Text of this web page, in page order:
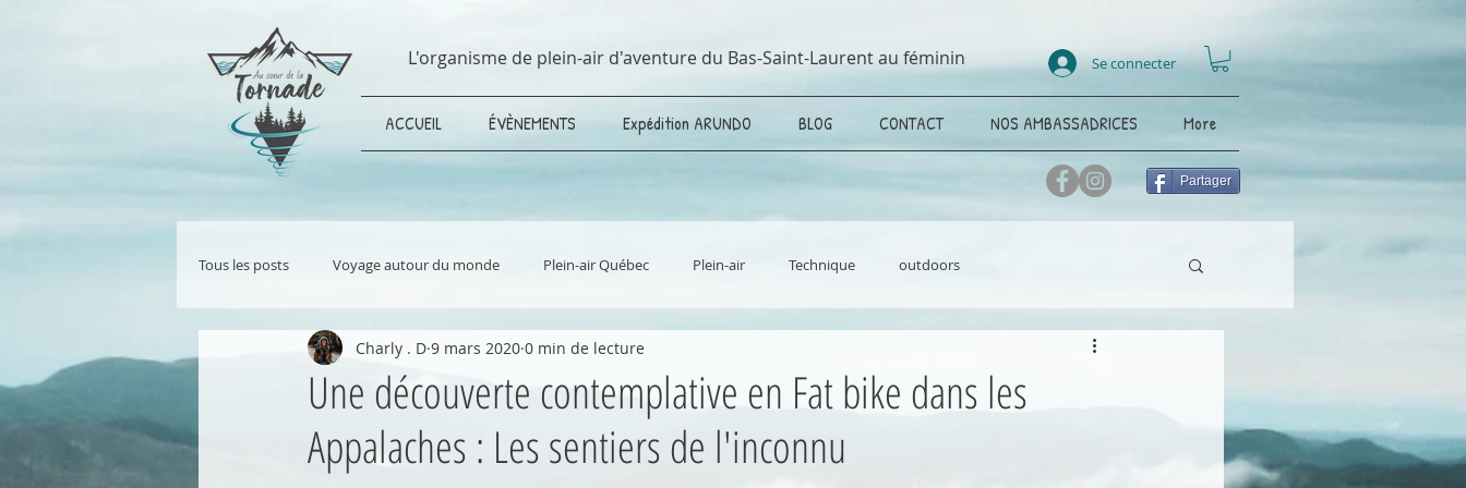
L'organisme de plein-air d'aventure du Bas-Saint-Laurent au féminin Se connecter
ACCUEIL ÉVÈNEMENTS Expédition ARUNDO BLOG CONTACT NOS AMBASSADRICES More
Partager
Tous les posts Voyage autour du monde Plein-air Québec Plein-air Technique outdoors
Grande randonnée en autonomie Aventure Vélo de montagne / mountain bike Environnement
Développement durable Écologie et science Fatbike MTB Outdoors
Une découverte contemplative en Fat bike dans les
Appalaches : Les sentiers de l'inconnu
Charly . D 9 mars 2020 0 min de lecture